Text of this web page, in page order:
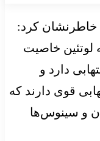
خاطرنشان کرد:
لوتئین خاصیت
دارد و
قوی دارند که
و سینوس‌ها